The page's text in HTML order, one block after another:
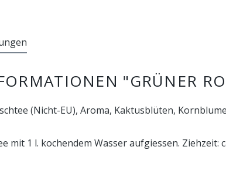
"GRÜNER
(Nicht-EU), Aroma, Kaktusblüten,
mit 1 l. kochendem Wasser aufgiessen. Ziehzeit: